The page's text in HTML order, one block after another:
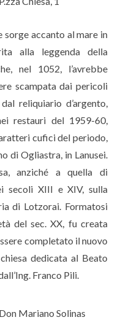
sorge accanto al mare in
alla leggenda della
nel 1052, l’avrebbe
scampata dai pericoli
reliquiario d’argento,
restauri del 1959-60,
cufici del periodo,
di Ogliastra, in Lanusei.
anziché a quella di
secoli XIII e XIV, sulla
di Lotzorai. Formatosi
del sec. XX, fu creata
completato il nuovo
dedicata al Beato
Franco Pili.
Don Mariano Solinas